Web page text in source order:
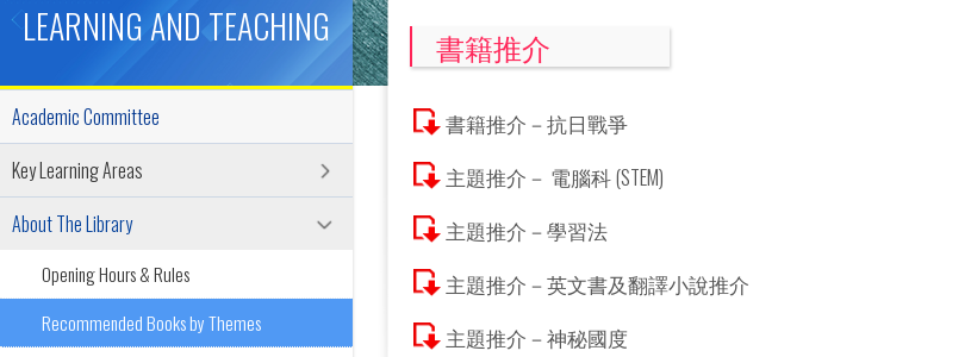
書籍推介
書籍推介－抗日戰爭
主題推介－ 電腦科 (STEM)
主題推介－學習法
主題推介－英文書及翻譯小說推介
主題推介－神秘國度
LEARNING AND TEACHING
Academic Committee
Key Learning Areas
About The Library
Opening Hours & Rules
Recommended Books by Themes